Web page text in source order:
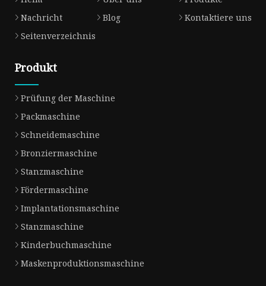
Nachricht
Blog
Kontaktiere uns
Seitenverzeichnis
Produkt
Prüfung der Maschine
Packmaschine
Schneidemaschine
Bronziermaschine
Stanzmaschine
Fördermaschine
Implantationsmaschine
Stanzmaschine
Kinderbuchmaschine
Maskenproduktionsmaschine